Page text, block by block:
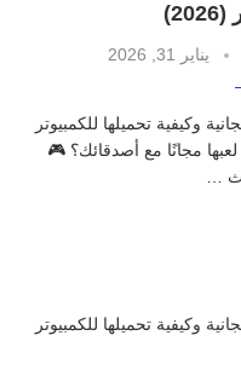
يناير 31, 2026
وكيفية تحميلها للكمبيوتر
مجانًا مع أصدقائك؟ 🎮
…
وكيفية تحميلها للكمبيوتر